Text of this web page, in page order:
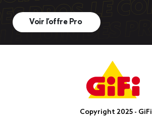
Voir l’offre Pro
Copyright 2025 - GiFi